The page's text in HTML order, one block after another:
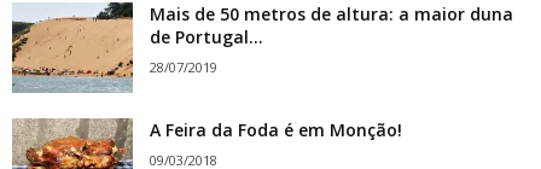
Mais de 50 metros de altura: a maior duna
de Portugal...
28/07/2019
A Feira da Foda é em Monção!
09/03/2018